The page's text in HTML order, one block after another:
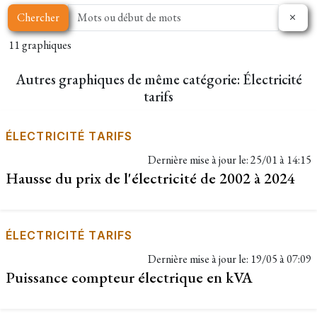
Chercher
11 graphiques
Autres graphiques de même catégorie: Électricité
tarifs
ÉLECTRICITÉ TARIFS
Dernière mise à jour le:25/01 à 14:15
Hausse du prix de l'électricité de 2002 à 2024
ÉLECTRICITÉ TARIFS
Dernière mise à jour le: 19/05 à 07:09
Puissance compteur électrique en kVA